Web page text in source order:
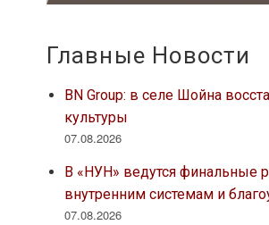
Главные Новости
BN Group: в селе Шойна
культуры
07.08.2026
В «НУН» ведутся финальные
внутренним системам и
07.08.2026